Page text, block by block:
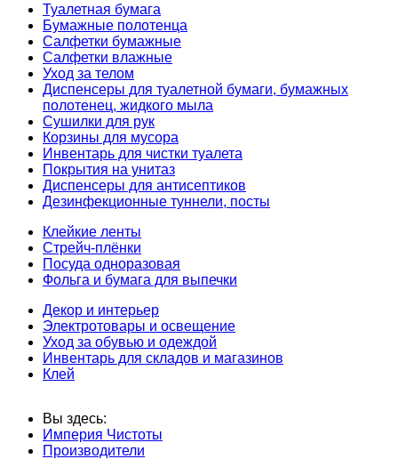
Туалетная бумага
Бумажные полотенца
Салфетки бумажные
Салфетки влажные
Уход за телом
Диспенсеры для туалетной бумаги, бумажных
полотенец, жидкого мыла
Сушилки для рук
Корзины для мусора
Инвентарь для чистки туалета
Покрытия на унитаз
Диспенсеры для антисептиков
Дезинфекционные туннели, посты
Клейкие ленты
Стрейч-плёнки
Посуда одноразовая
Фольга и бумага для выпечки
Декор и интерьер
Электротовары и освещение
Уход за обувью и одеждой
Инвентарь для складов и магазинов
Клей
Вы здесь:
Империя Чистоты
Производители